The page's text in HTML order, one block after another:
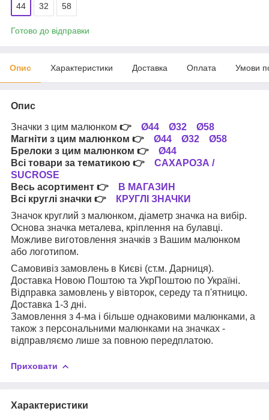
44 32 58
Готово до відправки
Опис Характеристики Доставка Оплата Умови
Опис
Значки з цим малюнком 👉 Ø44 Ø32
Ø58
Магніти з цим малюнком 👉 Ø44 Ø32
Ø58
Брелоки з цим малюнком 👉 Ø44
Всі товари за тематикою 👉 САХАРОЗА /
SUCROSE
Весь асортимент 👉
В МАГАЗИН
Всі круглі значки 👉
КРУГЛІ ЗНАЧКИ
Значок круглий з малюнком, діаметр значка на вибір.
Основа значка металева, кріплення на булавці.
Можливе виготовлення значків з Вашим малюнком
або логотипом.
Самовивіз замовлень в Києві (ст.м. Дарниця).
Доставка Новою Поштою та УкрПоштою по Україні.
Відправка замовлень у вівторок, середу та п'ятницю.
Доставка 1-3 дні.
Замовлення з 4-ма і більше однаковими малюнками, а
також з персональними малюнками на значках -
відправляємо лише за повною передплатою.
Приховати
Характеристики